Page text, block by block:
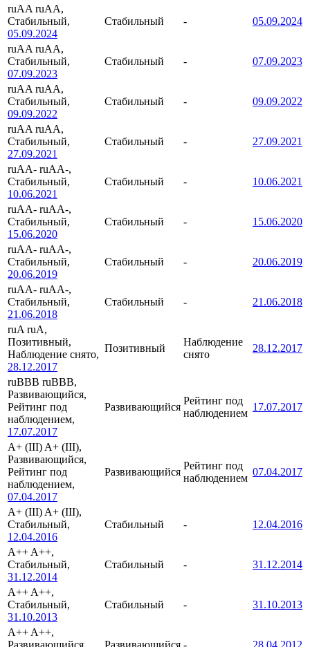
ruAA ruAA,
Стабильный,
05.09.2024
Стабильный - 05.09.2024
ruAA ruAA,
Стабильный,
07.09.2023
Стабильный - 07.09.2023
ruAA ruAA,
Стабильный,
09.09.2022
Стабильный - 09.09.2022
ruAA ruAA,
Стабильный,
27.09.2021
Стабильный - 27.09.2021
ruAA- ruAA-,
Стабильный,
10.06.2021
Стабильный - 10.06.2021
ruAA- ruAA-,
Стабильный,
15.06.2020
Стабильный - 15.06.2020
ruAA- ruAA-,
Стабильный,
20.06.2019
Стабильный - 20.06.2019
ruAA- ruAA-,
Стабильный,
21.06.2018
Стабильный - 21.06.2018
ruA ruA,
Позитивный,
Наблюдение снято,
28.12.2017
Позитивный
Наблюдение
снято
28.12.2017
ruBBB ruBBB,
Развивающийся,
Рейтинг под
наблюдением,
17.07.2017
Развивающийся
Рейтинг под
наблюдением
17.07.2017
A+ (III) A+ (III),
Развивающийся,
Рейтинг под
наблюдением,
07.04.2017
Развивающийся
Рейтинг под
наблюдением
07.04.2017
A+ (III) A+ (III),
Стабильный,
12.04.2016
Стабильный - 12.04.2016
A++ A++,
Стабильный,
31.12.2014
Стабильный - 31.12.2014
A++ A++,
Стабильный,
31.10.2013
Стабильный - 31.10.2013
A++ A++,
Развивающийся,
Развивающийся - 28.04.2012